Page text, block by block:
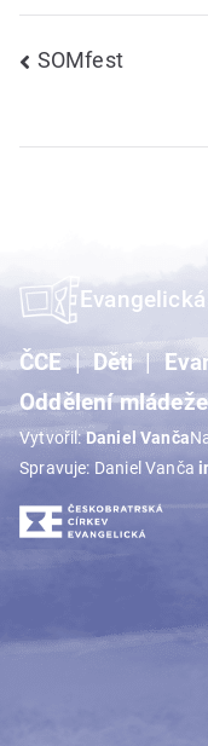
Navigace
SOMfest
ČCE Děti
Oddělení mládeže
Vytvořil:Daniel Vanča
Spravuje: Daniel Vanča